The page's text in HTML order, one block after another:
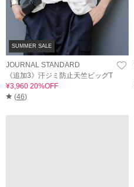
SUMMER SALE
JOURNAL STANDARD
《追加3》汗ジミ防止天竺ビッグT
¥3,960 20%OFF
(46)